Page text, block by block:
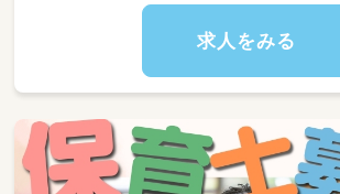
・児童発達支援管理業務
・書類作成業務（個別支援計画書
・児童の送迎等
【従事すべき業務の範囲：会社
【就業場所の変更の範囲：会社
求人をみる